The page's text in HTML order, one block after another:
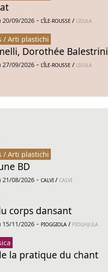
20/09/2026 - L’ÎLE-ROUSSE / LISULA
/ Arti plastichi
Dorothée Balestrini
27/09/2026 - L’ÎLE-ROUSSE / LISULA
/ Arti plastichi
BD
21/08/2026 - CALVI / CALVI
corps dansant
15/11/2026 - PIOGGIOLA / PIOGHJULA
la pratique du chant